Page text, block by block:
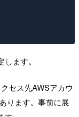
ます。
セス先AWSアカウ
ります。事前に展